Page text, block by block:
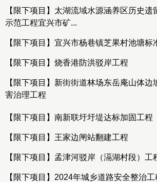
【限下项目】太湖流域水源涵养区历史遗
示范工程宜兴市矿...
【限下项目】宜兴市杨巷镇芝果村池塘标
【限下项目】烧香港防洪驳岸工程
【限下项目】新街街道林场东岳庵山体
害治理工程
【限下项目】南新联圩圩堤达标加固工程
【限下项目】王家边闸站翻建工程
【限下项目】孟津河驳岸（滆湖村段）工
【限下项目】2024年城乡道路安全整治工